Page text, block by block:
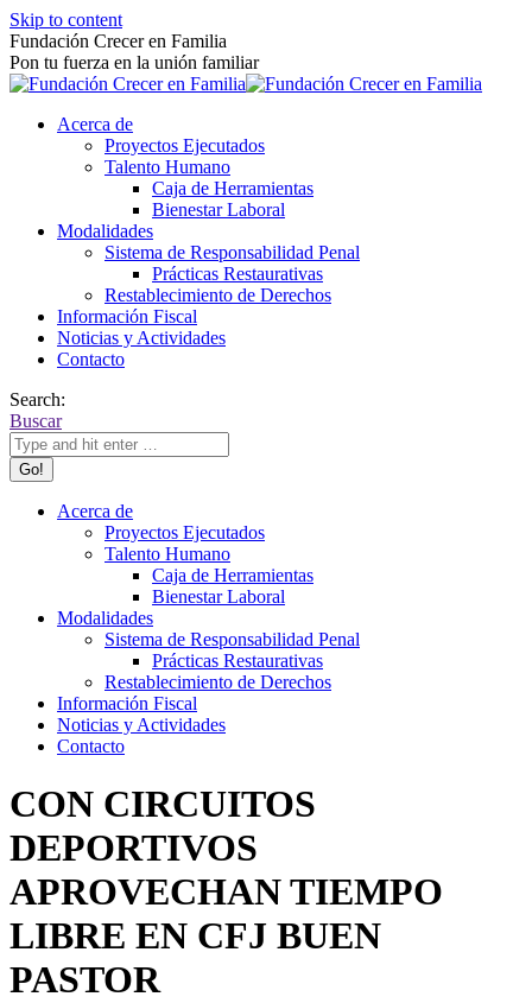
Skip to content
Fundación Crecer en Familia
Pon tu fuerza en la unión familiar
Acerca de
Proyectos Ejecutados
Talento Humano
Caja de Herramientas
Bienestar Laboral
Modalidades
Sistema de Responsabilidad Penal
Prácticas Restaurativas
Restablecimiento de Derechos
Información Fiscal
Noticias y Actividades
Contacto
Search:
Buscar
Acerca de
Proyectos Ejecutados
Talento Humano
Caja de Herramientas
Bienestar Laboral
Modalidades
Sistema de Responsabilidad Penal
Prácticas Restaurativas
Restablecimiento de Derechos
Información Fiscal
Noticias y Actividades
Contacto
CON CIRCUITOS
DEPORTIVOS
APROVECHAN TIEMPO
LIBRE EN CFJ BUEN
PASTOR